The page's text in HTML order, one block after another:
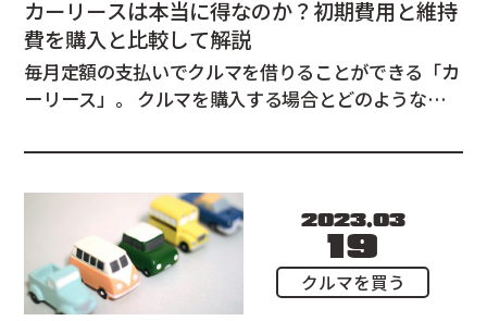
カーリースは本当に得なのか？初期費用と維持
費を購入と比較して解説
毎月定額の支払いでクルマを借りることができる「カ
ーリース」。 クルマを購入する場合とどのような違
スはどんな人におすすめ？ クルマを購入する場合と
していきます。 カーリースとは そ...
2023.03
19
クルマを買う